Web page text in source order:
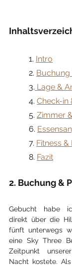
	1.
Intro
	2.
Buchung
	3.
Lage &
	4.
Check-in
	5.
Zimmer
	6.
	7.
Fitness
	8.
Fazit
2. Buchung &
Gebucht habe
direkt über die
fünft unterwegs
eine Sky Three
Zeitpunkt
Nacht kostete.